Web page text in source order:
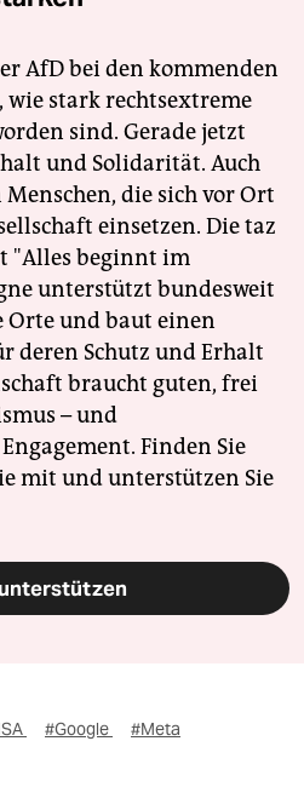
AfD bei den kommenden
wie stark rechtsextreme
sind. Gerade jetzt
und Solidarität. Auch
die sich vor Ort
einsetzen. Die taz
"Alles beginnt im
unterstützt bundesweit
Orte und baut einen
deren Schutz und Erhalt
braucht guten, frei
– und
Finden Sie
mit und unterstützen Sie
#Google
#Meta